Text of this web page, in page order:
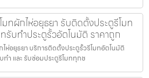
มทผักไห่อยุธยา รับติดตั้งประตูรีโมท
รับทำประตูรั้วอัตโนมัติ ราคาถูก
ห่อยุธยา บริการติดตั้งประตูรั้วรีโมทอัตโนมัติ
ทำ และ รับซ่อมประตูรีโมททุกช